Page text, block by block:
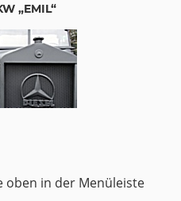
„EMIL“
oben in der Menüleiste